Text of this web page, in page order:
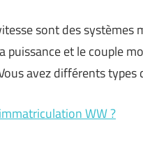
sont des
et le couple
avez différents types
WW ?